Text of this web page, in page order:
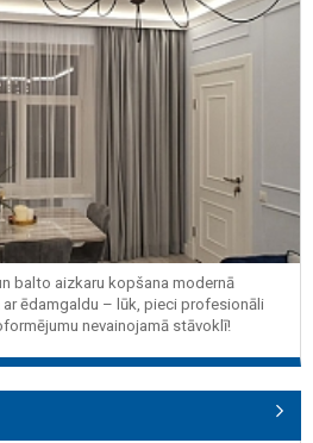
balto aizkaru kopšana modernā
ēdamgaldu – lūk, pieci profesionāli
nevainojamā stāvoklī!